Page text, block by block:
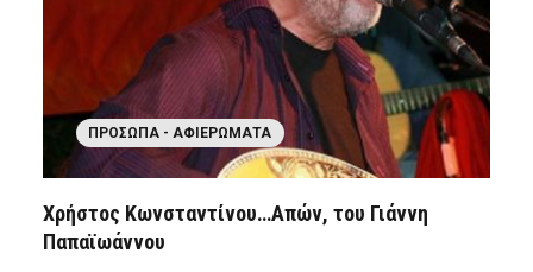
ΠΡΌΣΩΠΑ - ΑΦΙΕΡΏΜΑΤΑ
Χρήστος Κωνσταντίνου…Απών, του Γιάννη
Παπαϊωάννου